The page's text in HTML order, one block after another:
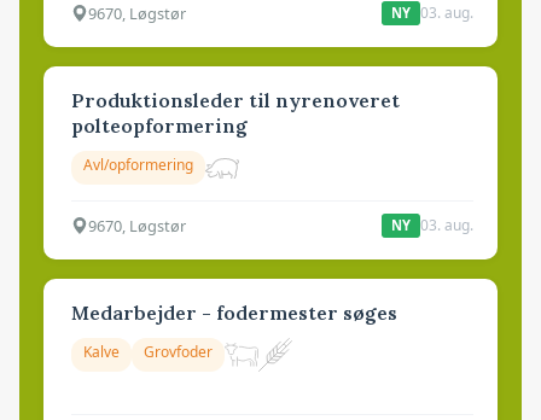
9670, Løgstør NY 03. aug.
Produktionsleder til nyrenoveret
polteopformering
Avl/opformering
9670, Løgstør NY 03. aug.
Medarbejder - fodermester søges
Kalve Grovfoder